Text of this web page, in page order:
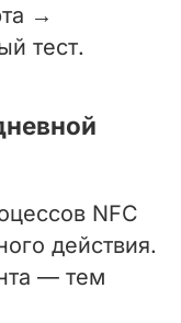
→
тест.
NFC
действия.
— тем